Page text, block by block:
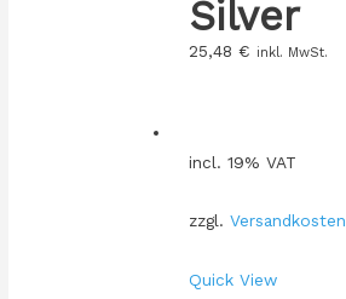
Silver
25,48 € inkl. MwSt.
incl. 19% VAT
zzgl. Versandkosten
Quick View